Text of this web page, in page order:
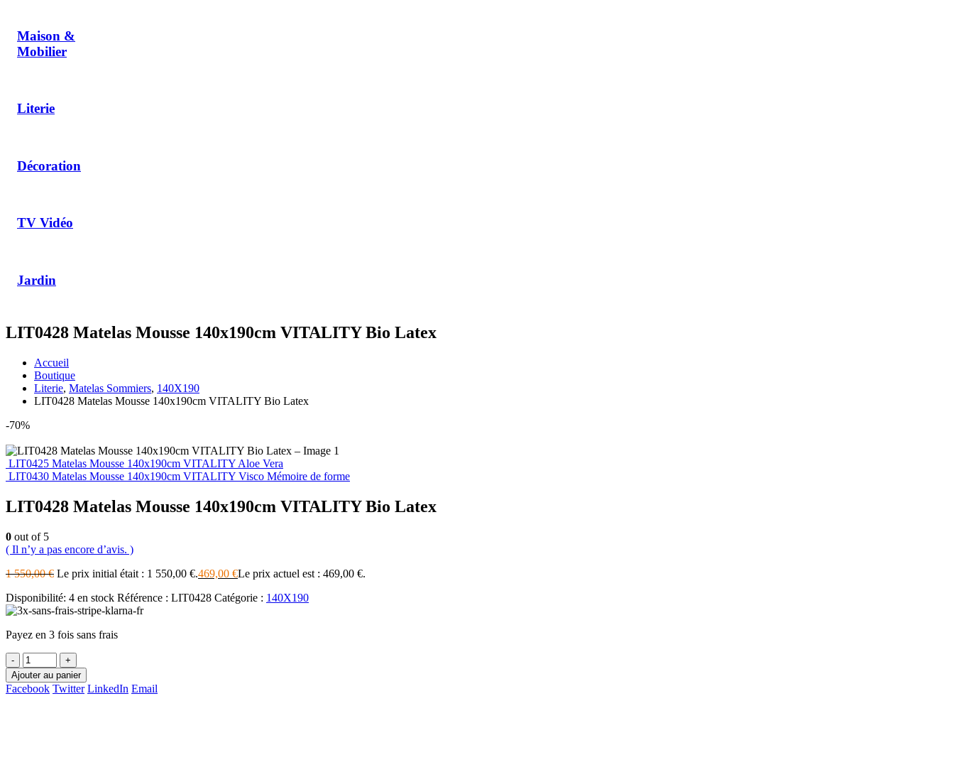
Maison &
Mobilier
Literie
Décoration
TV Vidéo
Jardin
LIT0428 Matelas Mousse 140x190cm VITALITY Bio Latex
Accueil
Boutique
Literie, Matelas Sommiers, 140X190
LIT0428 Matelas Mousse 140x190cm VITALITY Bio Latex
-70%
LIT0425 Matelas Mousse 140x190cm VITALITY Aloe Vera
LIT0430 Matelas Mousse 140x190cm VITALITY Visco Mémoire de forme
LIT0428 Matelas Mousse 140x190cm VITALITY Bio Latex
0 out of 5
( Il n’y a pas encore d’avis. )
1 550,00€ Le prix initial était : 1 550,00 €.469,00 €Le prix actuel est : 469,00 €.
Disponibilité: 4 en stock Référence : LIT0428 Catégorie : 140X190
Payez en 3 fois sans frais
-
+
Ajouter au panier
Facebook Twitter LinkedIn Email